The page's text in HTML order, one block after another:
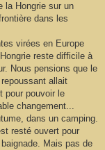
la Hongrie sur un
dans les
virées en Europe
reste difficile à
Nous pensions que le
allait
pour pouvoir le
changement...
dans un camping.
resté ouvert pour
Mais pas de